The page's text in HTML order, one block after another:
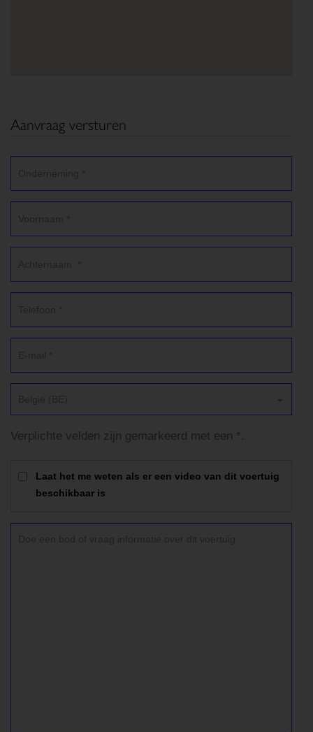
Aanvraag versturen
Verplichte velden zijn gemarkeerd met een *.
Laat het me weten als er een video van dit voertuig
beschikbaar is